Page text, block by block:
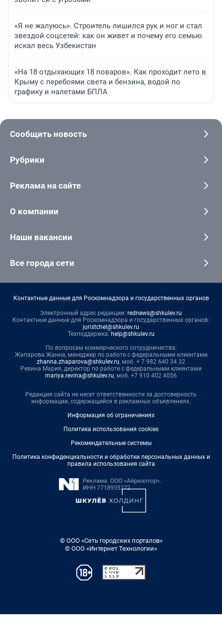
«Я не жалуюсь». Строитель лишился рук и ног и стал
звездой соцсетей: как он живет и почему его семью
искал весь Узбекистан
«На 18 отдыхающих 18 поваров». Как проходит лето в
Крыму с перебоями света и бензина, водой по
графику и налетами БПЛА
Сообщить новость
Рубрики
Реклама на сайте
О компании
Наши вакансии
Все города сети
Контактные данные для Роскомнадзора и государственных органов
Электронный адрес редакции: rednews@shkulev.ru
Контактные данные для Роскомнадзора и государственных органов:
juristchel@shkulev.ru
Техподдержка: help@shkulev.ru
По вопросам коммерческого сотрудничества:
Жапарова Жанна, менеджер по работе с федеральными клиентами
zhanna.zhaparova@shkulev.ru, моб. + 7 982 640 34 32
Ревина Мария, директор по работе с федеральными клиентами
mariya.revina@shkulev.ru, моб. +7 910 402 4056
Редакция сайта не несет ответственности за достоверность
информации, содержащейся в рекламных объявлениях.
Информация об ограничениях
Политика использования cookies
Рекомендательные системы
Политика конфиденциальности и обработки персональных данных и
правила использования сайта
© ООО «Сеть городских порталов»
© ООО «Интернет Технологии»